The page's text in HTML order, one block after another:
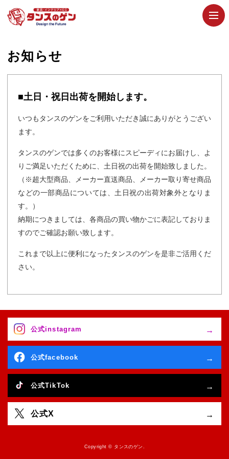
お知らせ
■土日・祝日出荷を開始します。
いつもタンスのゲンをご利用いただき誠にありがとうござい
ます。
タンスのゲンでは多くのお客様にスピーディにお届けし、よ
りご満足いただくために、土日祝の出荷を開始致しました。
（※超大型商品、メーカー直送商品、メーカー取り寄せ商品
などの一部商品については、土日祝の出荷対象外となりま
す。）
納期につきましては、各商品の買い物かごに表記しておりま
すのでご確認お願い致します。
これまで以上に便利になったタンスのゲンを是非ご活用くだ
さい。
公式instagram
公式facebook
公式TikTok
公式X
Copyright © タンスのゲン.